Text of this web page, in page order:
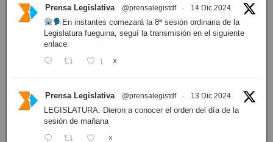
Prensa Legislativa @prensalegistdf · 14 Dic 2024
En instantes comezará la 8ª sesión ordinaria de la
Legislatura fueguina, seguí la transmisión en el siguiente
enlace:
1 X
Prensa Legislativa @prensalegistdf · 13 Dic 2024
LEGISLATURA: Dieron a conocer el orden del día de la
sesión de mañana
X